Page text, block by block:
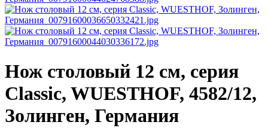
Нож столовый 12 см, серия
Classic, WUESTHOF, 4582/12,
Золинген, Германия